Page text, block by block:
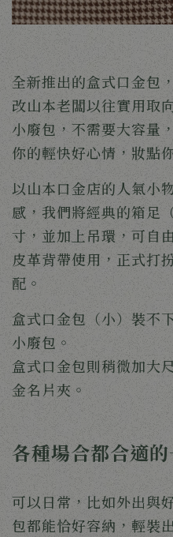
全新推出的盒式口金包
改山本老闆以往實用取
小廢包，不需要大容量
你的輕快好心情，妝點
以山本口金店的人氣小
感，我們將經典的箱足
寸，並加上吊環，可自
皮革背帶使用，正式打
配。
盒式口金包（小）裝不
小廢包。
盒式口金包則稍微加大
金名片夾。
各種場合都合適
可以日常，比如外出與
包都能恰好容納，輕裝